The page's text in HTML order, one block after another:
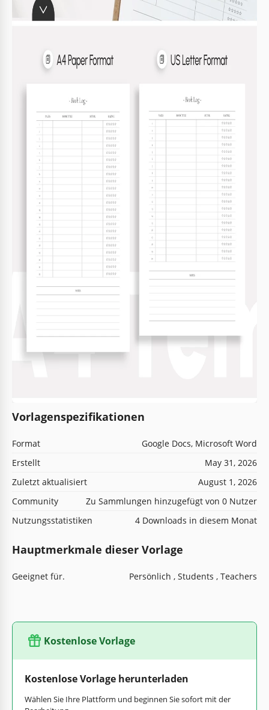
Vorlagenspezifikationen
Format
Google Docs, Microsoft Word
Erstellt
May 31, 2026
Zuletzt aktualisiert
August 1, 2026
Community
Zu Sammlungen hinzugefügt von 0 Nutzer
Nutzungsstatistiken
4 Downloads in diesem Monat
Hauptmerkmale dieser Vorlage
Geeignet für. Persönlich , Students , Teachers
Kostenlose Vorlage
Kostenlose Vorlage herunterladen
Wählen Sie Ihre Plattform und beginnen Sie sofort mit der